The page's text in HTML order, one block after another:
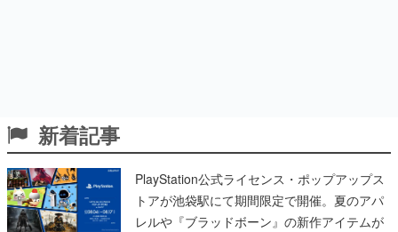
新着記事
PlayStation公式ライセンス・ポップアップス
トアが池袋駅にて期間限定で開催。夏のアパ
レルや『ブラッドボーン』の新作アイテムが